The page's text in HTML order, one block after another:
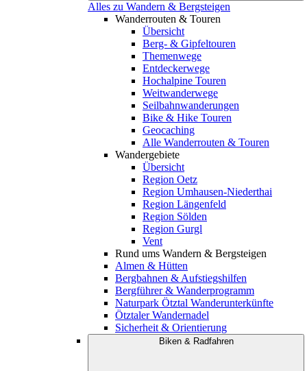
Alles zu Wandern & Bergsteigen
Wanderrouten & Touren
Übersicht
Berg- & Gipfeltouren
Themenwege
Entdeckerwege
Hochalpine Touren
Weitwanderwege
Seilbahnwanderungen
Bike & Hike Touren
Geocaching
Alle Wanderrouten & Touren
Wandergebiete
Übersicht
Region Oetz
Region Umhausen-Niederthai
Region Längenfeld
Region Sölden
Region Gurgl
Vent
Rund ums Wandern & Bergsteigen
Almen & Hütten
Bergbahnen & Aufstiegshilfen
Bergführer & Wanderprogramm
Naturpark Ötztal Wanderunterkünfte
Ötztaler Wandernadel
Sicherheit & Orientierung
Biken & Radfahren